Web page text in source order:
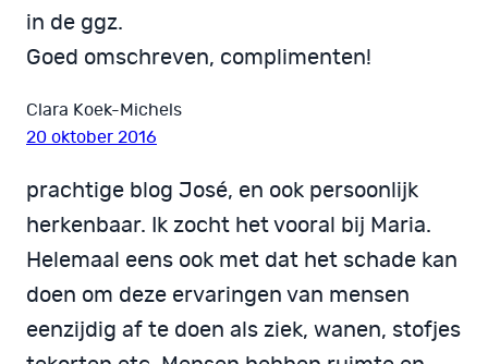
in de ggz.
Goed omschreven, complimenten!
Clara Koek-Michels
20 oktober 2016
prachtige blog José, en ook persoonlijk
herkenbaar. Ik zocht het vooral bij Maria.
Helemaal eens ook met dat het schade kan
doen om deze ervaringen van mensen
eenzijdig af te doen als ziek, wanen, stofjes